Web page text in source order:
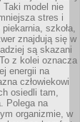
Taki model nie
stres i
szkoła,
znajdują się w
są skazani
z kolei oznacza
energii na
człowiekowi
osiedli tam,
Polega na
organizmie, w